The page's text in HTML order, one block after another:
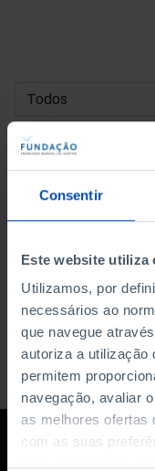
Consentir
Este website utiliza
Utilizamos, por
necessários ao
que navegue
autoriza a utilização
permitem
navegação, avaliar
as melhores ofertas
com as suas
DATA DE INÍCIO
DATA DE FIM